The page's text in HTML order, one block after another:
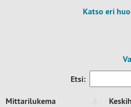
Katso eri
Etsi:
Mittarilukema